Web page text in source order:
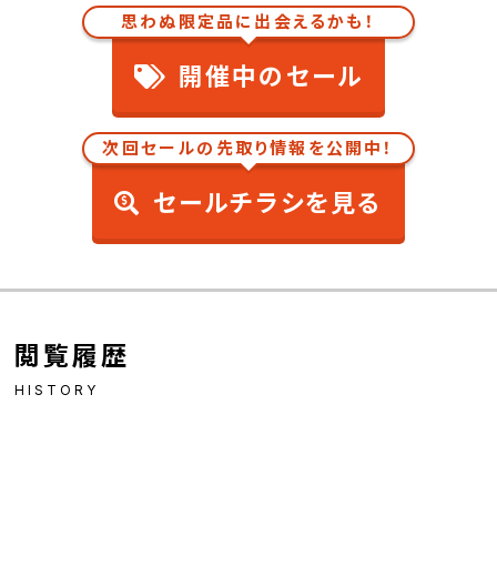
思わぬ限定品に出会えるかも！
開催中のセール
次回セールの先取り情報を公開中！
セールチラシを見る
閲覧履歴
HISTORY